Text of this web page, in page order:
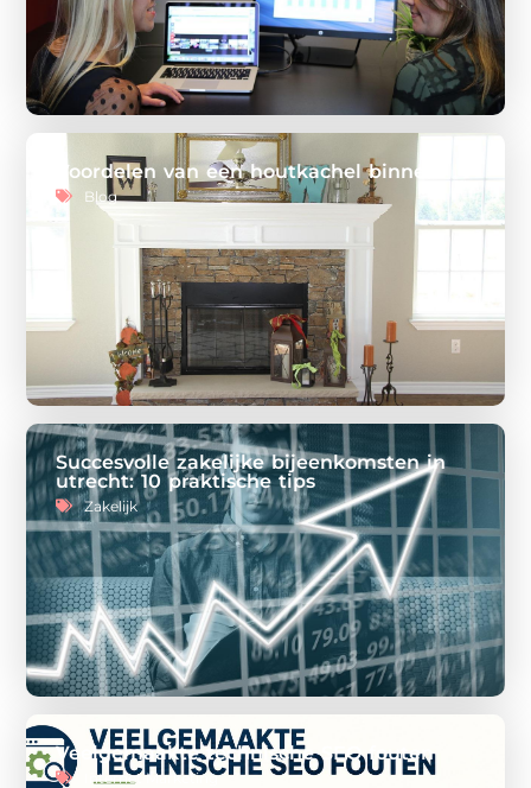
Voordelen van een houtkachel binnen
Blog
Succesvolle zakelijke bijeenkomsten in
utrecht: 10 praktische tips
Zakelijk
Veelgemaakte technische SEO fouten
Internet Marketing